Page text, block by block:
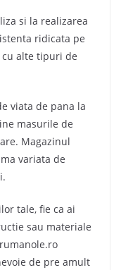
si la realizarea
ridicata pe
alte tipuri de
viata de pana la
masurile de
Magazinul
variata de
tale, fie ca ai
sau materiale
de pre amult